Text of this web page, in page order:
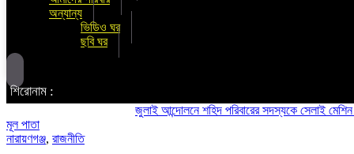
অন্যান্য
ভিডিও ঘর
ছবি ঘর
শিরোনাম :
জুলাই আন্দোলনে শহিদ পরিবারের সদস্যকে সেলাই মেশিন
মূল পাতা
নারায়ণগঞ্জ, রাজনীতি